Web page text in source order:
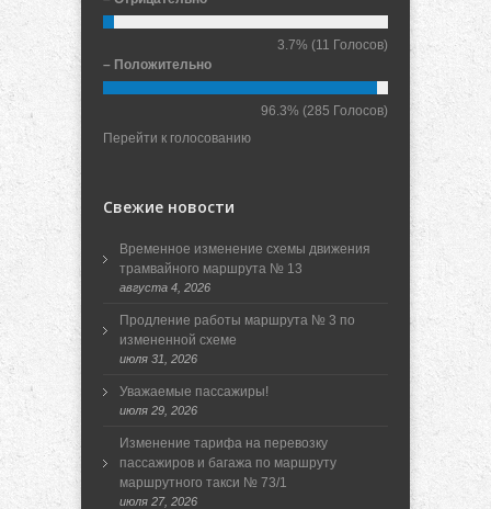
3.7% (11 Голосов)
– Положительно
96.3% (285 Голосов)
Перейти к голосованию
Свежие новости
Временное изменение схемы движения
трамвайного маршрута № 13
августа 4, 2026
Продление работы маршрута № 3 по
измененной схеме
июля 31, 2026
Уважаемые пассажиры!
июля 29, 2026
Изменение тарифа на перевозку
пассажиров и багажа по маршруту
маршрутного такси № 73/1
июля 27, 2026